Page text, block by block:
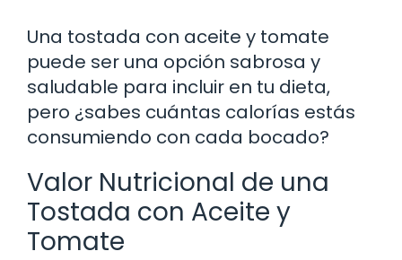
Una tostada con aceite y tomate
puede ser una opción sabrosa y
saludable para incluir en tu dieta,
pero ¿sabes cuántas calorías estás
consumiendo con cada bocado?
Valor Nutricional de una
Tostada con Aceite y
Tomate